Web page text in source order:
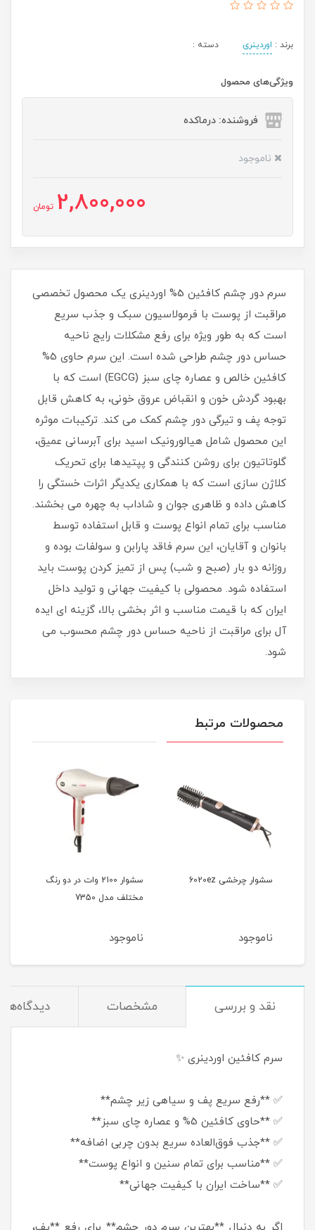
برند : اوردینری دسته :
ویژگی‌های محصول
فروشنده: درماکده
ناموجود
2,800,000 تومان
سرم دور چشم کافئین 5% اوردینری یک محصول تخصصی
مراقبت از پوست با فرمولاسیون سبک و جذب سریع
است که به طور ویژه برای رفع مشکلات رایج ناحیه
حساس دور چشم طراحی شده است. این سرم حاوی 5%
کافئین خالص و عصاره چای سبز (EGCG) است که با
بهبود گردش خون و انقباض عروق خونی، به کاهش قابل
توجه پف و تیرگی دور چشم کمک می کند. ترکیبات موثره
این محصول شامل هیالورونیک اسید برای آبرسانی عمیق،
گلوتاتیون برای روشن کنندگی و پپتیدها برای تحریک
کلاژن سازی است که با همکاری یکدیگر اثرات خستگی را
کاهش داده و ظاهری جوان و شاداب به چهره می بخشند.
مناسب برای تمام انواع پوست و قابل استفاده توسط
بانوان و آقایان، این سرم فاقد پارابن و سولفات بوده و
روزانه دو بار (صبح و شب) پس از تمیز کردن پوست باید
استفاده شود. محصولی با کیفیت جهانی و تولید داخل
ایران که با قیمت مناسب و اثر بخشی بالا، گزینه ای ایده
آل برای مراقبت از ناحیه حساس دور چشم محسوب می
شود.
محصولات مرتبط
سشوار چرخشی 6020ez
ناموجود
سشوار 2100 وات در دو رنگ
مختلف مدل 7350
ناموجود
نقد و بررسی مشخصات دیدگاه‌ها
سرم کافئین اوردینری ✨
✅ **رفع سریع پف و سیاهی زیر چشم**
✅ **حاوی کافئین 5% و عصاره چای سبز**
✅ **جذب فوق‌العاده سریع بدون چربی اضافه**
✅ **مناسب برای تمام سنین و انواع پوست**
✅ **ساخت ایران با کیفیت جهانی**